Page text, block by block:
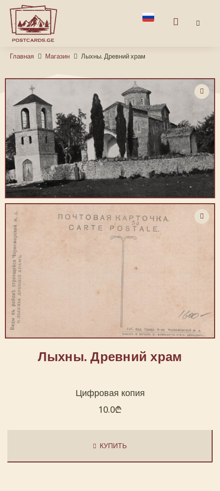
Главная Магазин Лыхны. Древний храм
Лыхны. Древний храм
Цифровая копия
10.0₾
КУПИТЬ